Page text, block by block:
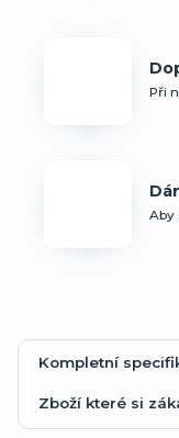
Při
Aby
Kompletní
Zboží které si